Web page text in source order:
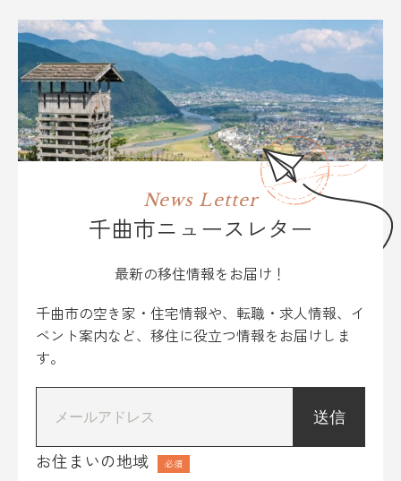
News Letter
千曲市ニュースレター
最新の移住情報をお届け！
千曲市の空き家・住宅情報や、転職・求人情報、イ
ベント案内など、移住に役立つ情報をお届けしま
す。
お住まいの地域